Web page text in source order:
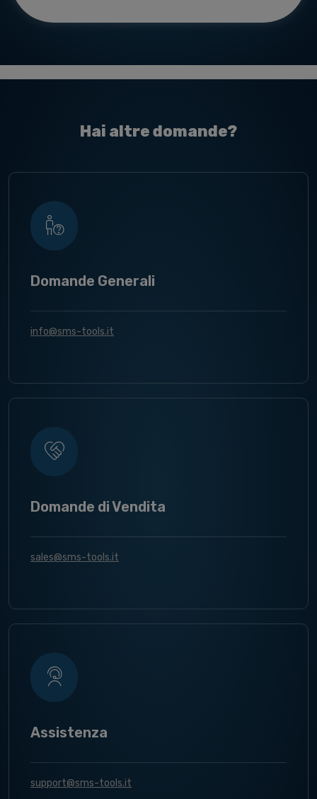
Hai altre domande?
Domande Generali
info@sms-tools.it
Domande di Vendita
sales@sms-tools.it
Assistenza
support@sms-tools.it